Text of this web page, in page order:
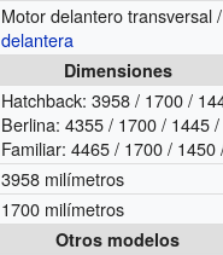
Motor delantero transversal
delantera
Dimensiones
Hatchback: 3958 / 1700 /
Berlina: 4355 / 1700 / 1445
Familiar: 4465 / 1700 / 1450
3958 milímetros
1700 milímetros
Otros modelos